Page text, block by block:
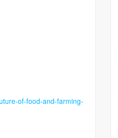
of-food-and-farming-